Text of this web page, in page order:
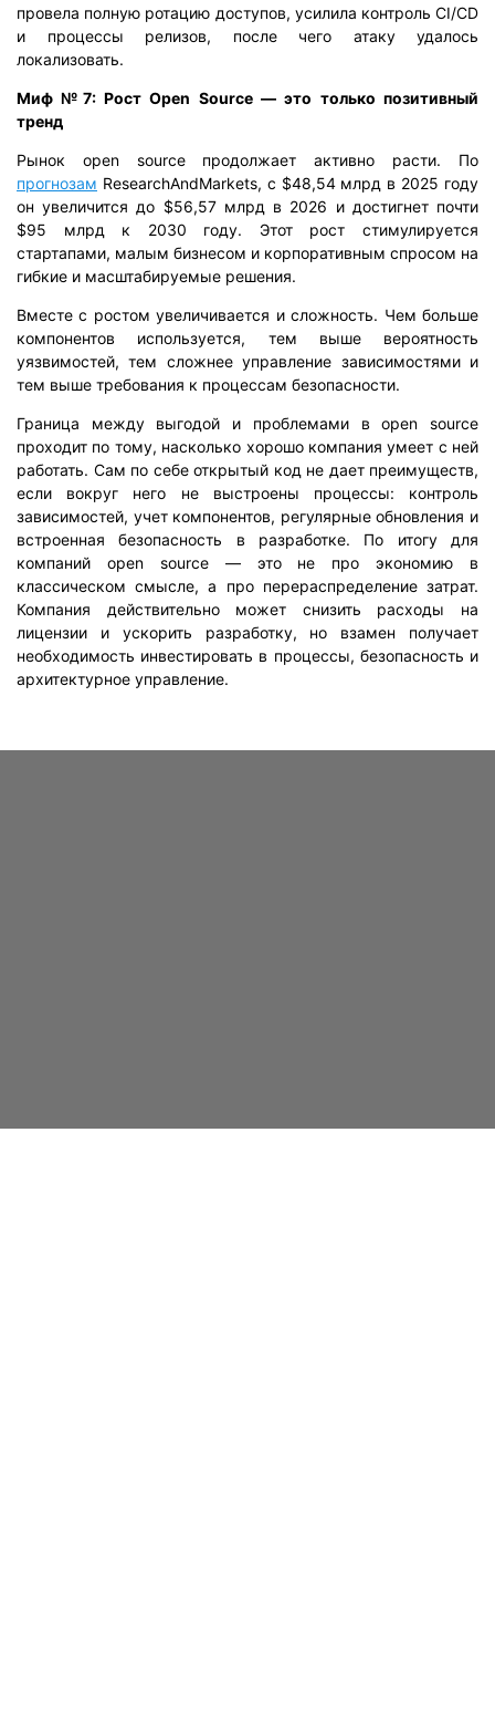
провела полную ротацию доступов, усилила контроль CI/CD
и процессы релизов, после чего атаку удалось
локализовать.
Миф №7: Рост Open Source — это только позитивный
тренд
Рынок open source продолжает активно расти. По
прогнозам ResearchAndMarkets, с $48,54 млрд в 2025 году
он увеличится до $56,57 млрд в 2026 и достигнет почти
$95 млрд к 2030 году. Этот рост стимулируется
стартапами, малым бизнесом и корпоративным спросом на
гибкие и масштабируемые решения.
Вместе с ростом увеличивается и сложность. Чем больше
компонентов используется, тем выше вероятность
уязвимостей, тем сложнее управление зависимостями и
тем выше требования к процессам безопасности.
Граница между выгодой и проблемами в open source
проходит по тому, насколько хорошо компания умеет с ней
работать. Сам по себе открытый код не дает преимуществ,
если вокруг него не выстроены процессы: контроль
зависимостей, учет компонентов, регулярные обновления и
встроенная безопасность в разработке. По итогу для
компаний open source — это не про экономию в
классическом смысле, а про перераспределение затрат.
Компания действительно может снизить расходы на
лицензии и ускорить разработку, но взамен получает
необходимость инвестировать в процессы, безопасность и
архитектурное управление.